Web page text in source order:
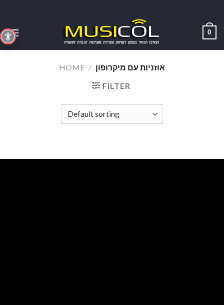
content
0
HOME / אוזניות עם מיקרופון
FILTER